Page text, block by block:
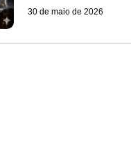
30 de maio de 2026